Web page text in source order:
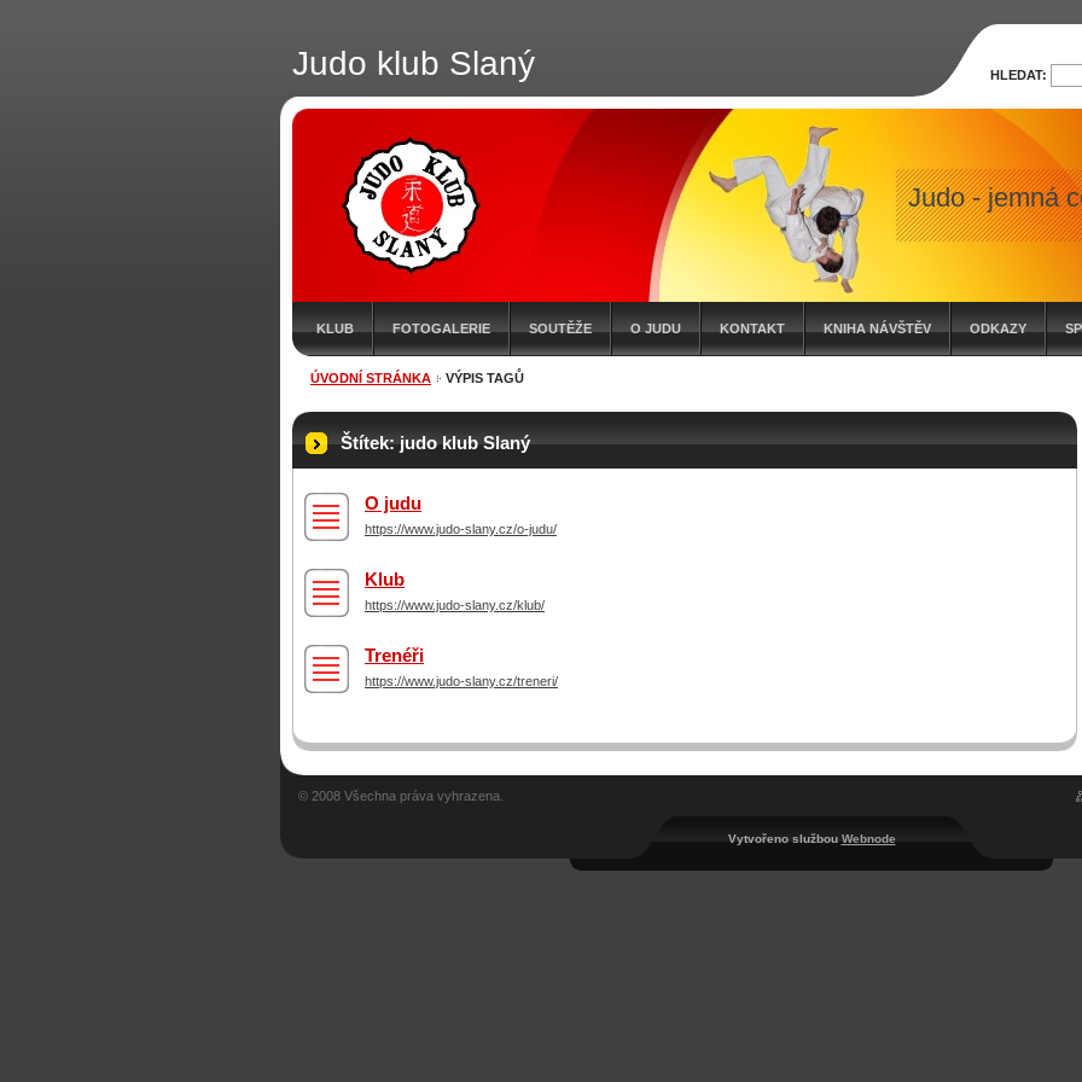
Judo klub Slaný
Judo - jemná
KLUB FOTOGALERIE SOUTĚŽE O JUDU KONTAKT KNIHA NÁVŠTĚV ODKAZY
ÚVODNÍ STRÁNKA VÝPIS TAGŮ
Štítek: judo klub Slaný
O judu
https://www.judo-slany.cz/o-judu/
Klub
https://www.judo-slany.cz/klub/
Trenéři
https://www.judo-slany.cz/treneri/
HLEDAT:
© 2008 Všechna práva vyhrazena.
Vytvořeno službou Webnode